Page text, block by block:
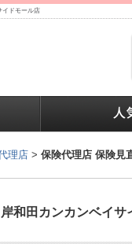
イドモール店
理店 > 保険代理店 保険見
和田カンカンベイサ